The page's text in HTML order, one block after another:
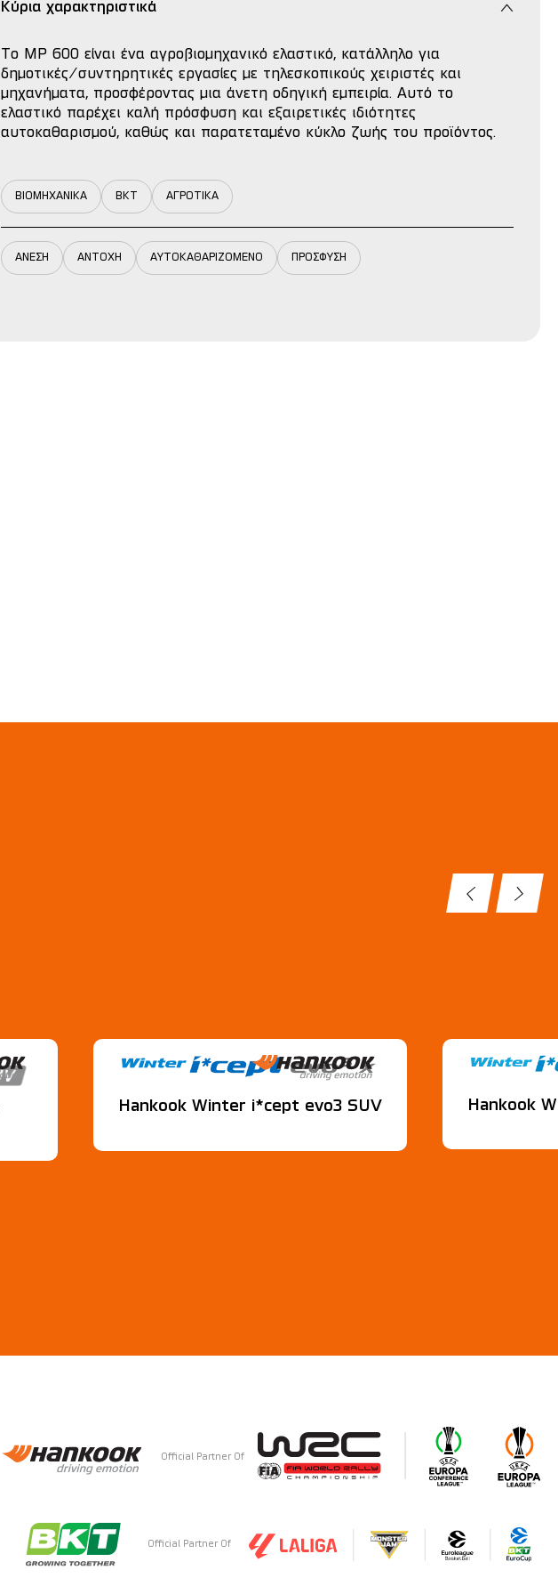
Κύρια χαρακτηριστικά
Το MP 600 είναι ένα αγροβιομηχανικό ελαστικό, κατάλληλο για
δημοτικές/συντηρητικές εργασίες με τηλεσκοπικούς χειριστές και
μηχανήματα, προσφέροντας μια άνετη οδηγική εμπειρία. Αυτό το
ελαστικό παρέχει καλή πρόσφυση και εξαιρετικές ιδιότητες
αυτοκαθαρισμού, καθώς και παρατεταμένο κύκλο ζωής του προϊόντος.
ΒΙΟΜΗΧΑΝΙΚΑ BKT ΑΓΡΟΤΙΚΑ
ΑΝΕΣΗ ΑΝΤΟΧΗ ΑΥΤΟΚΑΘΑΡΙΖΟΜΕΝΟ ΠΡΟΣΦΥΣΗ
Hankook Winter i*cept evo3 SUV Hankook
Official Partner Of
Official Partner Of